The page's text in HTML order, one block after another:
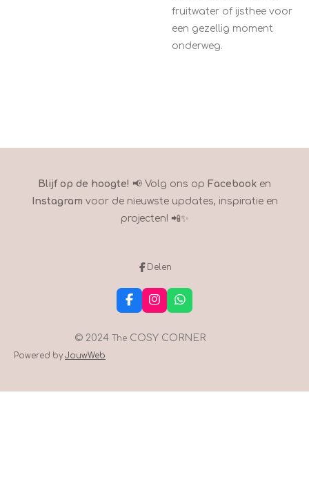
fruitwater of ijsthee voor
een gezellig moment
onderweg.
Blijf op de hoogte! 📢 Volg ons op Facebook en
Instagram voor de nieuwste updates, inspiratie en
projecten! 📲✨
Delen
F
a
e
I
n
t
m
W
h
t
© 2024 The COSY CORNER
Powered byJouwWeb